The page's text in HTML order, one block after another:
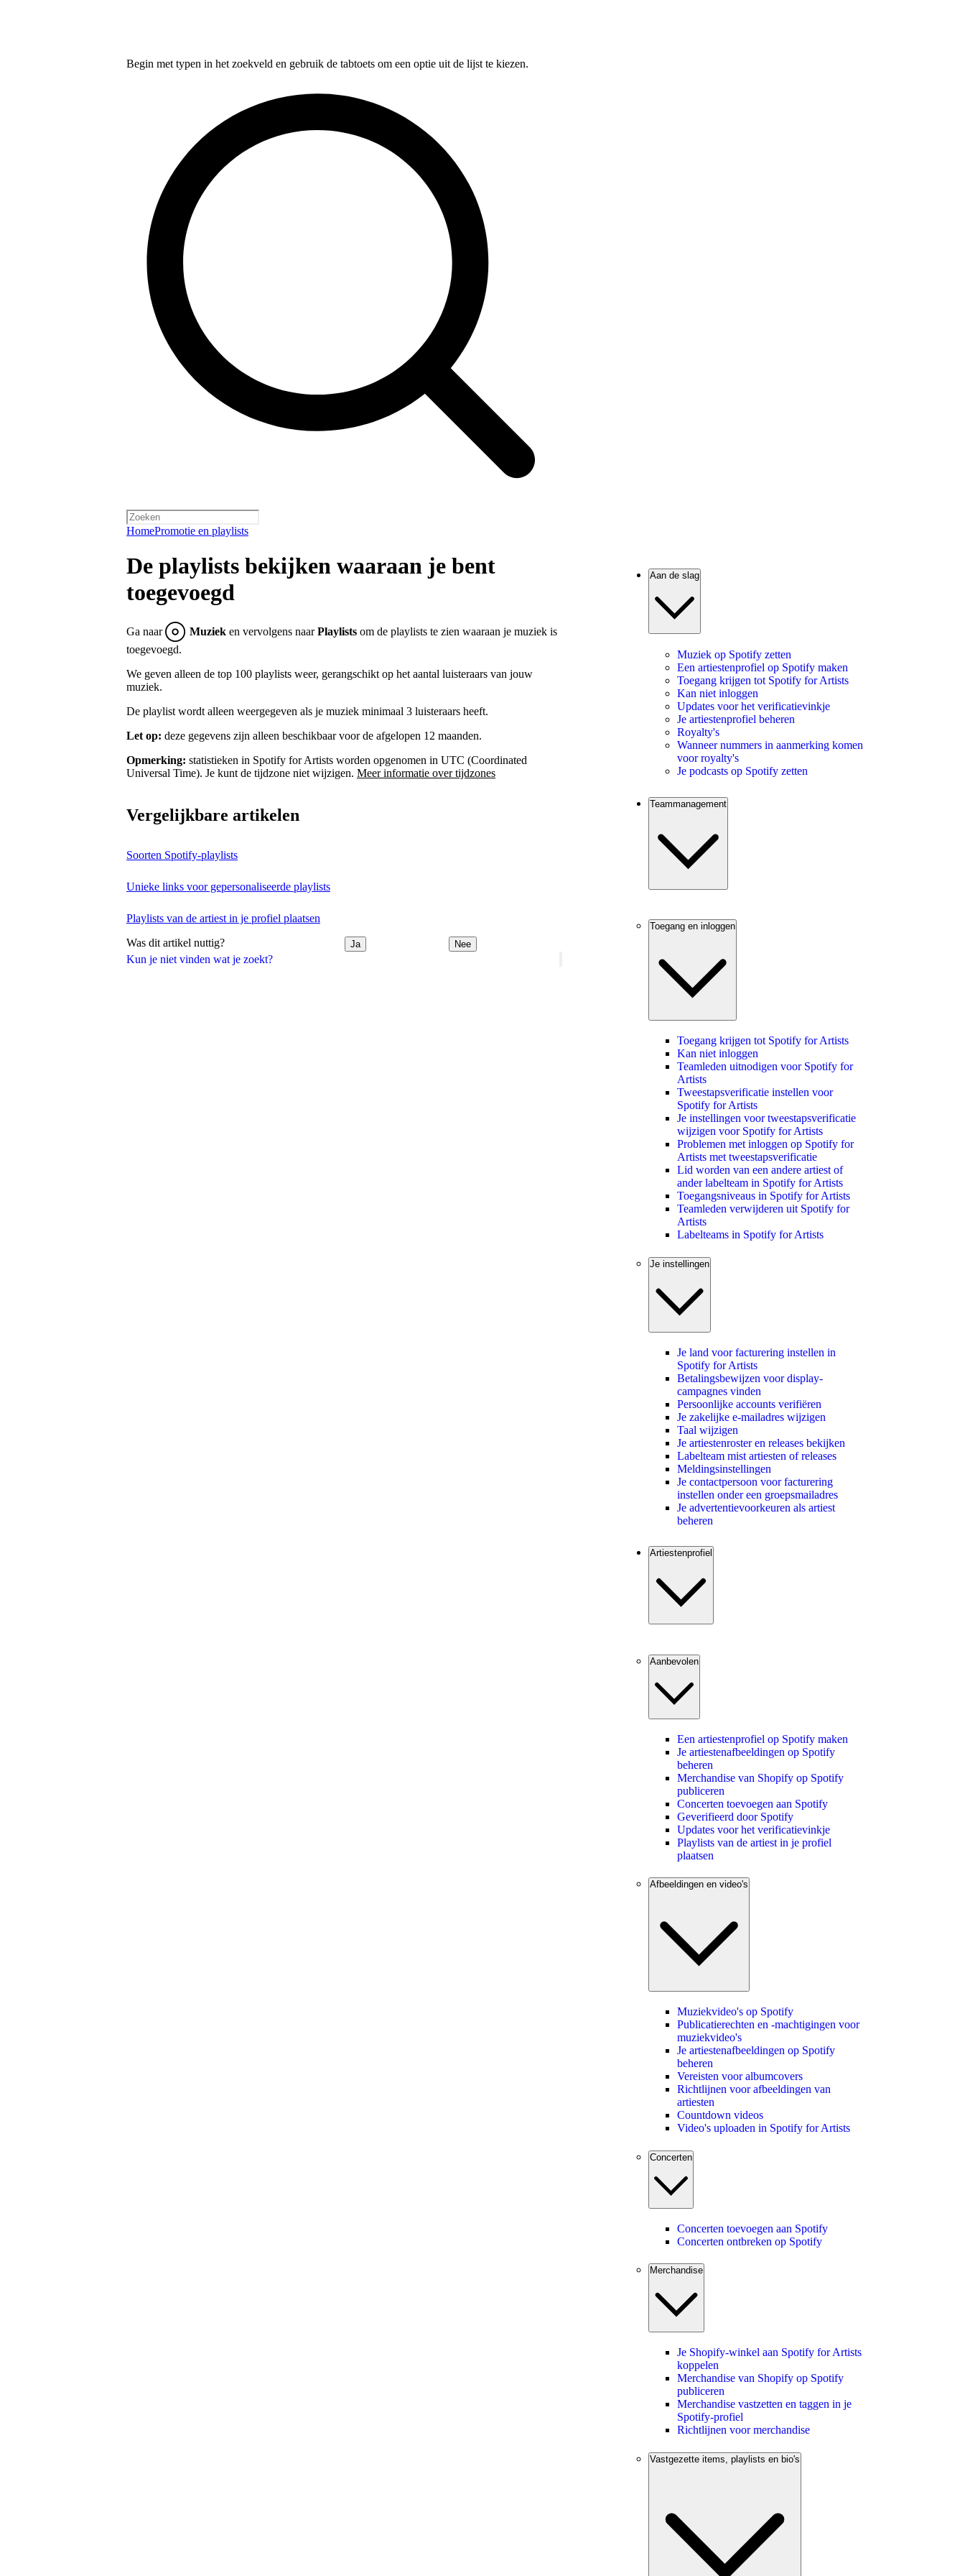
Begin met typen in het zoekveld en gebruik de tabtoets om een optie uit de lijst te kiezen.
HomePromotie en playlists
Kun je niet vinden wat je zoekt?
De playlists bekijken waaraan je bent
toegevoegd
Ga naar Muziek en vervolgens naarPlaylists om de playlists te zien waaraan je muziek is
toegevoegd.
We geven alleen de top 100 playlists weer, gerangschikt op het aantal luisteraars van jouw
muziek.
De playlist wordt alleen weergegeven als je muziek minimaal 3 luisteraars heeft.
Let op: deze gegevens zijn alleen beschikbaar voor de afgelopen 12 maanden.
Opmerking: statistieken in Spotify for Artists worden opgenomen in UTC (Coordinated
Universal Time). Je kunt de tijdzone niet wijzigen. Meer informatie over tijdzones
Vergelijkbare artikelen
Soorten Spotify-playlists
Unieke links voor gepersonaliseerde playlists
Playlists van de artiest in je profiel plaatsen
Was dit artikel nuttig? Ja Nee
Aan de slag
Muziek op Spotify zetten
Een artiestenprofiel op Spotify maken
Toegang krijgen tot Spotify for Artists
Kan niet inloggen
Updates voor het verificatievinkje
Je artiestenprofiel beheren
Royalty's
Wanneer nummers in aanmerking komen
voor royalty's
Je podcasts op Spotify zetten
Teammanagement
Toegang en inloggen
Toegang krijgen tot Spotify for Artists
Kan niet inloggen
Teamleden uitnodigen voor Spotify for
Artists
Tweestapsverificatie instellen voor
Spotify for Artists
Je instellingen voor tweestapsverificatie
wijzigen voor Spotify for Artists
Problemen met inloggen op Spotify for
Artists met tweestapsverificatie
Lid worden van een andere artiest of
ander labelteam in Spotify for Artists
Toegangsniveaus in Spotify for Artists
Teamleden verwijderen uit Spotify for
Artists
Labelteams in Spotify for Artists
Je instellingen
Je land voor facturering instellen in
Spotify for Artists
Betalingsbewijzen voor display-
campagnes vinden
Persoonlijke accounts verifiëren
Je zakelijke e-mailadres wijzigen
Taal wijzigen
Je artiestenroster en releases bekijken
Labelteam mist artiesten of releases
Meldingsinstellingen
Je contactpersoon voor facturering
instellen onder een groepsmailadres
Je advertentievoorkeuren als artiest
beheren
Artiestenprofiel
Aanbevolen
Een artiestenprofiel op Spotify maken
Je artiestenafbeeldingen op Spotify
beheren
Merchandise van Shopify op Spotify
publiceren
Concerten toevoegen aan Spotify
Geverifieerd door Spotify
Updates voor het verificatievinkje
Playlists van de artiest in je profiel
plaatsen
Afbeeldingen en video's
Muziekvideo's op Spotify
Publicatierechten en -machtigingen voor
muziekvideo's
Je artiestenafbeeldingen op Spotify
beheren
Vereisten voor albumcovers
Richtlijnen voor afbeeldingen van
artiesten
Countdown videos
Video's uploaden in Spotify for Artists
Concerten
Concerten toevoegen aan Spotify
Concerten ontbreken op Spotify
Merchandise
Je Shopify-winkel aan Spotify for Artists
koppelen
Merchandise van Shopify op Spotify
publiceren
Merchandise vastzetten en taggen in je
Spotify-profiel
Richtlijnen voor merchandise
Vastgezette items, playlists en bio's